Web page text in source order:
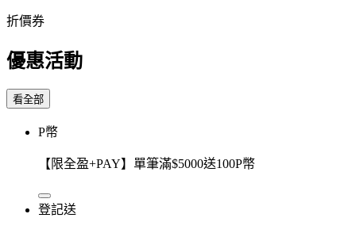
折價券
優惠活動
看全部
P幣
【限全盈+PAY】單筆滿$5000送100P幣
登記送